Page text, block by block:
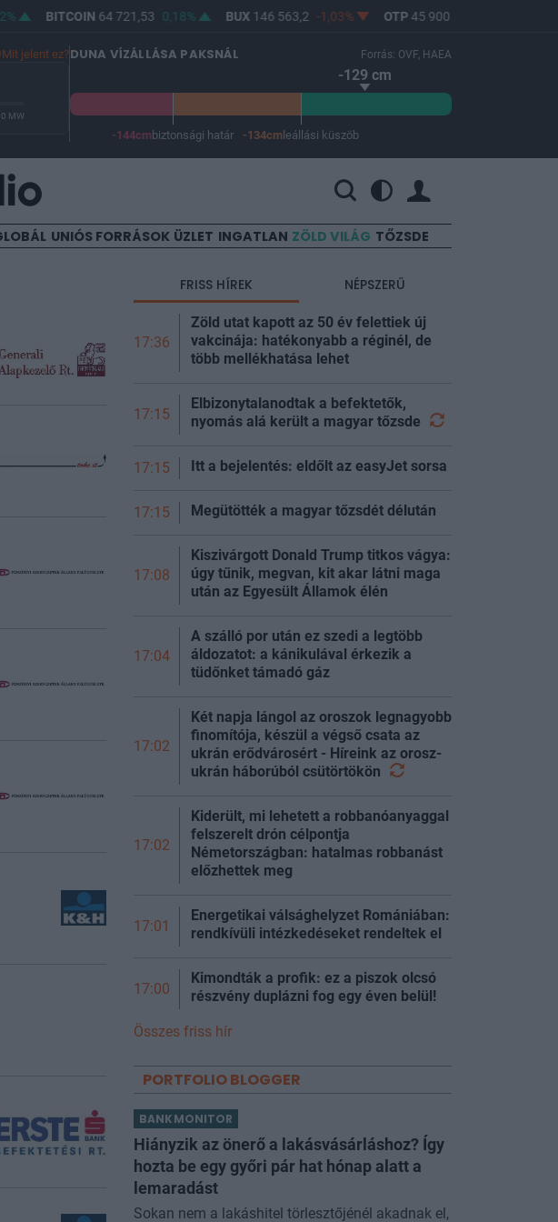
BITCOIN64 721,53 0,18% BUX 146 563,2 -1,03% OTP 45 900 -1,82%
Mit jelent ez?
MW
DUNA VÍZÁLLÁSA PAKSNÁL Forrás: OVF, HAEA
-129 cm
-144cm biztonsági határ -134cm leállási küszöb
UNIÓS FORRÁSOK ÜZLET INGATLAN ZÖLD VILÁG TŐZSDE
FRISS HÍREK NÉPSZERŰ
17:36
Zöld utat kapott az 50 év felettiek új
vakcinája: hatékonyabb a réginél, de
több mellékhatása lehet
17:15
Elbizonytalanodtak a befektetők,
nyomás alá került a magyar tőzsde
17:15 Itt a bejelentés: eldőlt az easyJet sorsa
17:15 Megütötték a magyar tőzsdét délután
17:08
Kiszivárgott Donald Trump titkos vágya:
úgy tűnik, megvan, kit akar látni maga
után az Egyesült Államok élén
17:04
A szálló por után ez szedi a legtöbb
áldozatot: a kánikulával érkezik a
tüdőnket támadó gáz
17:02
Két napja lángol az oroszok legnagyobb
finomítója, készül a végső csata az
ukrán erődvárosért - Híreink az orosz-
ukrán háborúból csütörtökön
17:02
Kiderült, mi lehetett a robbanóanyaggal
felszerelt drón célpontja
Németországban: hatalmas robbanást
előzhettek meg
17:01
Energetikai válsághelyzet Romániában:
rendkívüli intézkedéseket rendeltek el
17:00
Kimondták a profik: ez a piszok olcsó
részvény duplázni fog egy éven belül!
Összes friss hír
PORTFOLIO BLOGGER
BANKMONITOR
Hiányzik az önerő a lakásvásárláshoz? Így
hozta be egy győri pár hat hónap alatt a
lemaradást
Sokan nem a lakáshitel törlesztőjénél akadnak el,